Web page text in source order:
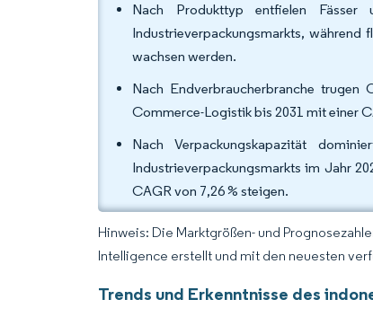
Nach Produkttyp entfielen
Industrieverpackungsmarkts, während
wachsen werden.
Nach Endverbraucherbranche
Commerce-Logistik bis 2031 mit einer
Nach Verpackungskapazität
Industrieverpackungsmarkts im Jahr
CAGR von 7,26 % steigen.
Hinweis: Die Marktgrößen- und
Intelligence erstellt und mit den neuesten
Trends und Erkenntnisse des